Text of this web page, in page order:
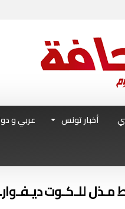
أخبار تونس عربي و
للـكـوت